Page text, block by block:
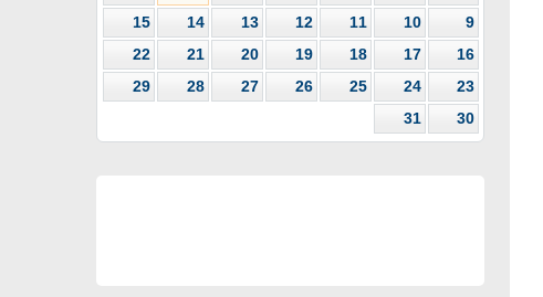
9
10
11
12
13
14
15
16
17
18
19
20
21
22
23
24
25
26
27
28
29
30
31